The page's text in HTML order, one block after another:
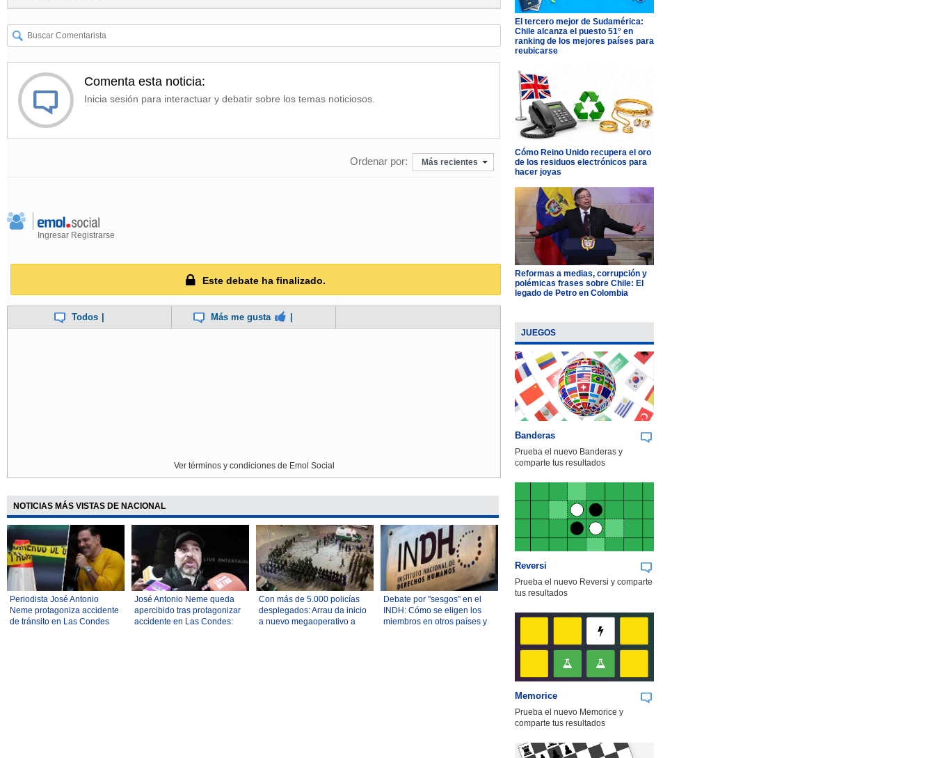
Comenta esta noticia:
Inicia sesión para interactuar y debatir sobre los temas noticiosos.
Ordenar por: Más recientes
Ingresar Registrarse
Este debate ha finalizado.
Todos Más me gusta
Ver términos y condiciones de Emol Social
NOTICIAS MÁS VISTAS DE NACIONAL
Periodista José Antonio
Neme protagoniza accidente
de tránsito en Las Condes
José Antonio Neme queda
apercibido tras protagonizar
accidente en Las Condes:
Con más de 5.000 policías
desplegados: Arrau da inicio
a nuevo megaoperativo a
Debate por "sesgos" en el
INDH: Cómo se eligen los
miembros en otros países y
El tercero mejor de Sudamérica:
Chile alcanza el puesto 51° en
ranking de los mejores países para
reubicarse
Cómo Reino Unido recupera el oro
de los residuos electrónicos para
hacer joyas
Reformas a medias, corrupción y
polémicas frases sobre Chile: El
legado de Petro en Colombia
JUEGOS
Banderas
Prueba el nuevo Banderas y
comparte tus resultados
Reversi
Prueba el nuevo Reversi y comparte
tus resultados
Memorice
Prueba el nuevo Memorice y
comparte tus resultados